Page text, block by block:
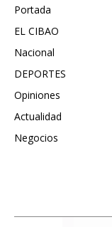
Portada
EL CIBAO
Nacional
DEPORTES
Opiniones
Actualidad
Negocios